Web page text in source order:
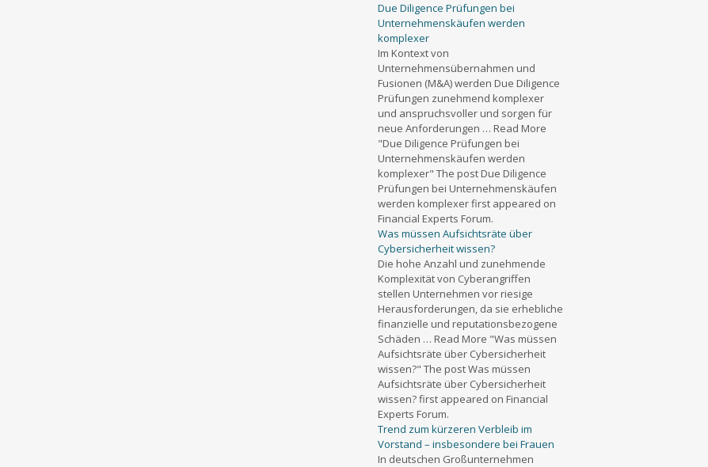
Due Diligence Prüfungen bei
Unternehmenskäufen werden
komplexer
Im Kontext von
Unternehmensübernahmen und
Fusionen (M&A) werden Due Diligence
Prüfungen zunehmend komplexer
und anspruchsvoller und sorgen für
neue Anforderungen … Read More
"Due Diligence Prüfungen bei
Unternehmenskäufen werden
komplexer" The post Due Diligence
Prüfungen bei Unternehmenskäufen
werden komplexer first appeared on
Financial Experts Forum.
Was müssen Aufsichtsräte über
Cybersicherheit wissen?
Die hohe Anzahl und zunehmende
Komplexität von Cyberangriffen
stellen Unternehmen vor riesige
Herausforderungen, da sie erhebliche
finanzielle und reputationsbezogene
Schäden … Read More "Was müssen
Aufsichtsräte über Cybersicherheit
wissen?" The post Was müssen
Aufsichtsräte über Cybersicherheit
wissen? first appeared on Financial
Experts Forum.
Trend zum kürzeren Verbleib im
Vorstand – insbesondere bei Frauen
In deutschen Großunternehmen